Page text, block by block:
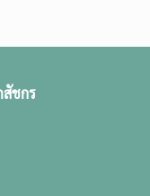
สัชกร